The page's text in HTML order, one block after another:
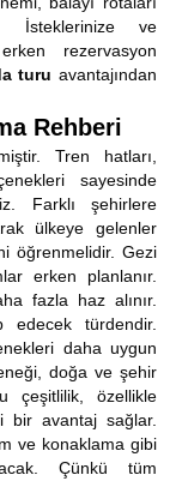
İsteklerinize ve
rezervasyon
turu avantajından
Rehberi
Tren hatları,
sayesinde
Farklı şehirlere
ülkeye gelenler
öğrenmelidir. Gezi
erken planlanır.
fazla haz alınır.
türdendir.
daha uygun
doğa ve şehir
çeşitlilik, özellikle
bir avantaj sağlar.
ve konaklama gibi
Çünkü tüm